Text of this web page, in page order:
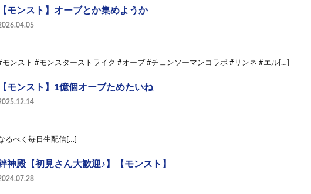
【モンスト】オーブとか集めようか
モンスト #モンスターストライク #オーブ #チェンソーマンコラボ #リンネ #エル[…]
【モンスト】1億個オーブためたいね
るべく毎日生配信[…]
神殿【初見さん大歓迎♪】【モンスト】